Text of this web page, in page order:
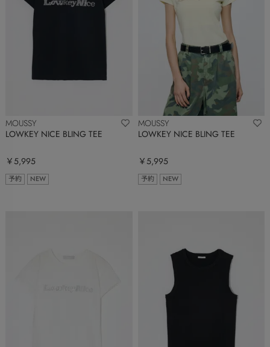
MOUSSY
LOWKEY NICE BLING TEE
￥5,995
予約 NEW
MOUSSY
LOWKEY NICE BLING TEE
￥5,995
予約 NEW